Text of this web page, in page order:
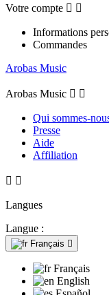
Votre compte  
Informations
Commandes
Arobas Music
Arobas Music  
Qui sommes-
Presse
Aide
Affiliation
 
Langues
Langue :
Français 
Français
English